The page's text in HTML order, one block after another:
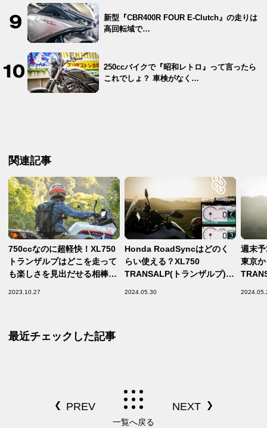
新型『CBR400R FOUR E-Clutch』の走りは
高回転域で…
250ccバイクで『昭和レトロ』って言ったら
これでしょ？ 車検がなく…
関連記事
750ccなのに超軽快！XL750
トランザルプはどこを走って
も楽しさを見出だせる相棒的
2023.10.27
Honda RoadSyncはどのく
らい使える？XL750
TRANSALP(トランザルプ)で
2024.05.30
週末
東京
最近チェックした記事
一覧へ戻る